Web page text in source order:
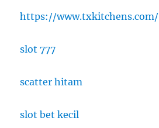
https://www.txkitchens.com/
slot 777
scatter hitam
slot bet kecil